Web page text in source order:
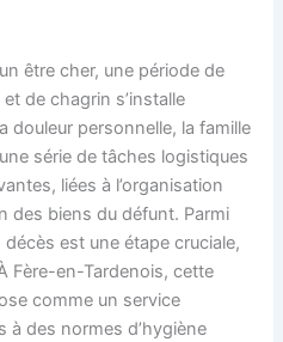
être cher, une période de
de chagrin s’installe
douleur personnelle, la famille
série de tâches logistiques
liées à l’organisation
des biens du défunt. Parmi
est une étape cruciale,
Fère-en-Tardenois, cette
comme un service
à des normes d’hygiène